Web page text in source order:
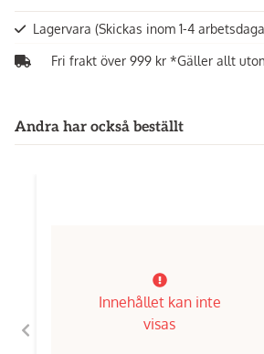
Lagervara (Skickas inom 1-4
Fri frakt över 999 kr *Gäller allt
Andra har också beställt
Innehållet kan inte
visas